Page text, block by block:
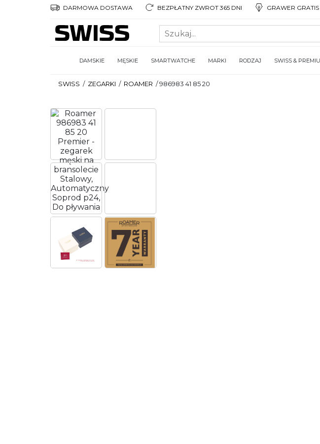
DARMOWA DOSTAWA BEZPŁATNY ZWROT 365 DNI GRAWER GRATIS
DAMSKIE MĘSKIE SMARTWATCHE MARKI RODZAJ SWISS &
SWISS / ZEGARKI / ROAMER /986983 41 85 20